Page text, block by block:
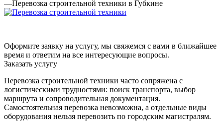
—Перевозка строительной техники в Губкине
Оформите заявку на услугу, мы свяжемся с вами в ближайшее
время и ответим на все интересующие вопросы.
Заказать услугу
Перевозка строительной техники часто сопряжена с
логистическими трудностями: поиск транспорта, выбор
маршрута и сопроводительная документация.
Самостоятельная перевозка невозможна, а отдельные виды
оборудования нельзя перевозить по городским магистралям.